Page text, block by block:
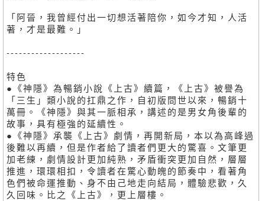
「阿晉，我曾經付出一切想活著陪你，如今才知，人活
著，才是最難。」
-------------------
特色
●《神隱》為暢銷小說《上古》續篇，《上古》被譽為
「三生」類小說的扛鼎之作，自初版問世以來，暢銷十
萬冊。《神隱》與其一脈相承，講述的是男女角後輩的
故事，具有極強的延續性。
●《神隱》承襲《上古》劇情，再開新局，本以為高峰過
後難以再續，但是作者給了讀者們更大的驚喜。文筆更
加老練，劇情設計更加純熟，矛盾衝突更加自然，層層
推進，環環相扣，令讀者在驚心動魄的節奏中，看著角
色們被命運推動、身不由己地走向結局，體驗悲歡，久
久回味。比之《上古》，更上層樓。